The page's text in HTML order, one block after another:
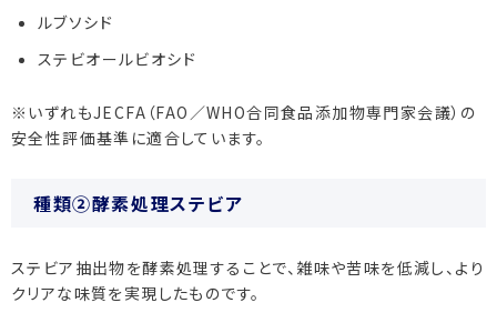
ルブソシド
ステビオールビオシド
※いずれもJECFA（FAO／WHO合同食品添加物専門家会議）の
安全性評価基準に適合しています。
種類②酵素処理ステビア
ステビア抽出物を酵素処理することで、雑味や苦味を低減し、より
クリアな味質を実現したものです。